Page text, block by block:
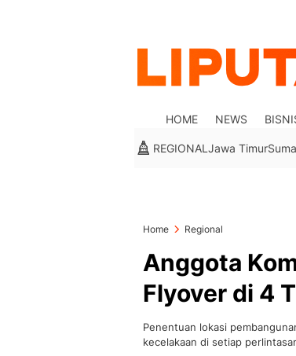
HOME NEWS
REGIONAL Jawa Timur
Home Regional
Anggota
Flyover di 4
Penentuan lokasi
kecelakaan di setiap